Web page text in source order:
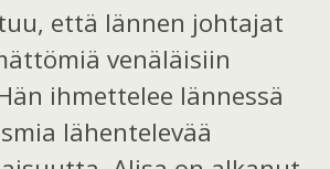
että lännen johtajat
venäläisiin
ihmettelee lännessä
lähentelevää